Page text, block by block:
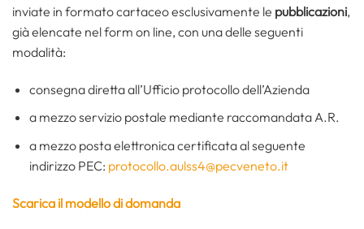
inviate in formato cartaceo esclusivamente le pubblicazioni,
già elencate nel form on line, con una delle seguenti
modalità:
consegna diretta all’Ufficio protocollo dell’Azienda
a mezzo servizio postale mediante raccomandata A.R.
a mezzo posta elettronica certificata al seguente
indirizzo PEC: protocollo.aulss4@pecveneto.it
Scarica il modello di domanda